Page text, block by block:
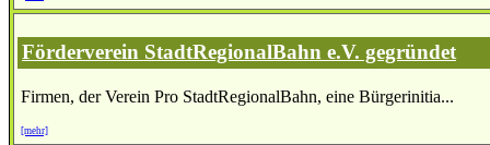
Förderverein StadtRegionalBahn e.V. gegründet
Firmen, der Verein Pro StadtRegionalBahn, eine Bürgerinitia...
[mehr]